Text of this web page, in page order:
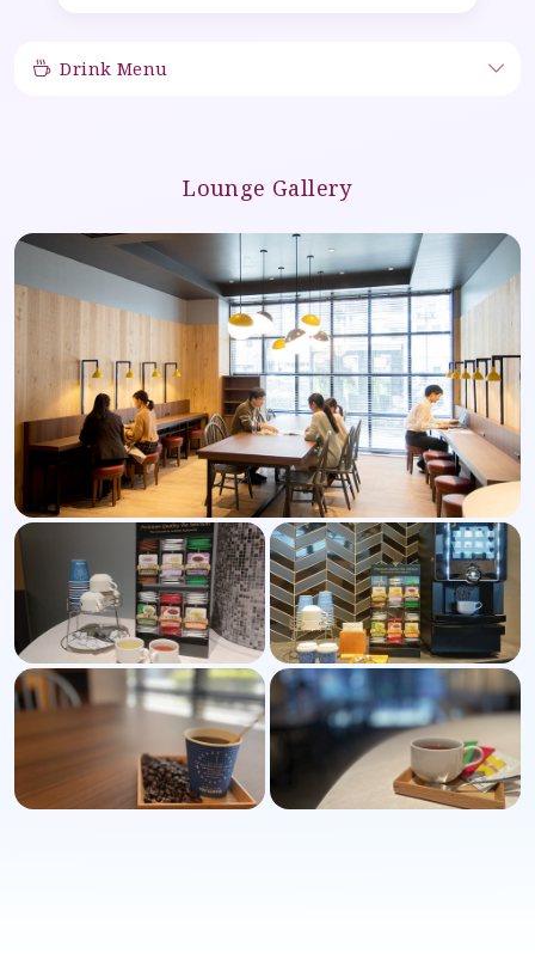
Drink Menu
Lounge Gallery